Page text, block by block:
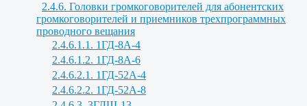
2.4.6. Головки громкоговорителей для абонентских
громкоговорителей и приемников трехпрограммных
проводного вещания
2.4.6.1.1. 1ГД-8А-4
2.4.6.1.2. 1ГД-8А-6
2.4.6.2.1. 1ГД-52А-4
2.4.6.2.2. 1ГД-52А-8